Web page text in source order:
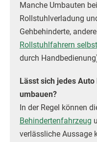
Manche Umbauten
Rollstuhlverladung
Gehbehinderte,
Rollstuhlfahrern
durch
Lässt sich jedes
umbauen?
In der Regel können
Behindertenfahrzeug
verlässliche Aussage